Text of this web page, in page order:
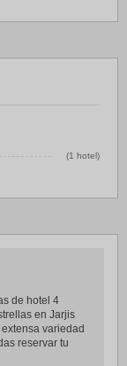
(1 hotel)
de hotel 4
en Jarjis
variedad
reservar tu